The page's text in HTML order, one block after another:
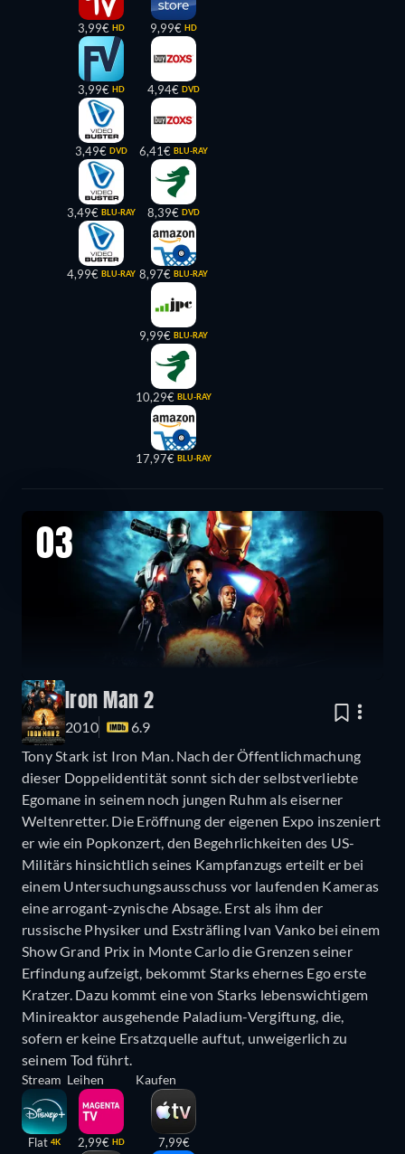
3,99€ HD
3,99€ HD
3,49€ DVD
3,49€ BLU-RAY
4,99€ BLU-RAY
9,99€ HD
4,94€ DVD
6,41€ BLU-RAY
8,39€ DVD
8,97€ BLU-RAY
9,99€ BLU-RAY
10,29€ BLU-RAY
17,97€ BLU-RAY
03
Iron Man 2
2010
6.9
Tony Stark ist Iron Man. Nach der Öffentlichmachung
dieser Doppelidentität sonnt sich der selbstverliebte
Egomane in seinem noch jungen Ruhm als eiserner
Weltenretter. Die Eröffnung der eigenen Expo inszeniert
er wie ein Popkonzert, den Begehrlichkeiten des US-
Militärs hinsichtlich seines Kampfanzugs erteilt er bei
einem Untersuchungsausschuss vor laufenden Kameras
eine arrogant-zynische Absage. Erst als ihm der
russische Physiker und Exsträfling Ivan Vanko bei einem
Show Grand Prix in Monte Carlo die Grenzen seiner
Erfindung aufzeigt, bekommt Starks ehernes Ego erste
Kratzer. Dazu kommt eine von Starks lebenswichtigem
Minireaktor ausgehende Paladium-Vergiftung, die,
sofern er keine Ersatzquelle auftut, unweigerlich zu
seinem Tod führt.
Stream
Flat 4K
Leihen
2,99€ HD
Kaufen
7,99€